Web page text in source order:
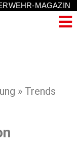
MAGAZIN
» Trends